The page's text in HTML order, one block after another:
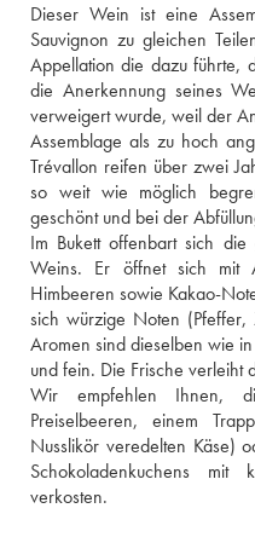
Dieser Wein ist eine
Sauvignon zu gleichen
Appellation die dazu führte,
die Anerkennung seines
verweigert wurde, weil der
Assemblage als zu hoch
Trévallon reifen über zwei
so weit wie möglich
geschönt und bei der
Im Bukett offenbart sich die
Weins. Er öffnet sich mit
Himbeeren sowie Kakao-
sich würzige Noten
Aromen sind dieselben wie
und fein. Die Frische verleiht
Wir empfehlen Ihnen,
Preiselbeeren, einem
Nusslikör veredelten Käse)
Schokoladenkuchens mit
verkosten.